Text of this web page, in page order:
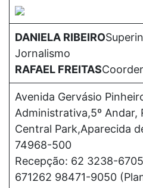
DANIELA RIBEIRO
Jornalismo
RAFAEL FREITAS
Avenida Gervásio
Administrativa,5º Andar,
Central Park,Aparecida
74968-500
Recepção: 62 3238-
671262 98471-9050